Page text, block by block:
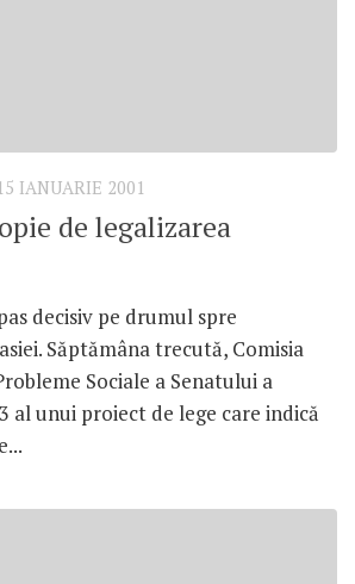
IANUARIE 2001
de legalizarea
decisiv pe drumul spre
Săptămâna trecută, Comisia
Sociale a Senatului a
al unui proiect de lege care indică